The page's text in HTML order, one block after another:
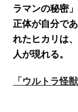
ラマンの秘密
正体が自分で
れたヒカリは
人が現れる。
「ウルトラ怪